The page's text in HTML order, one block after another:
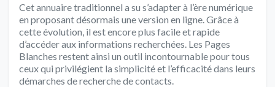
Cet annuaire traditionnel a su s’adapter à l’ère numérique
en proposant désormais une version en ligne. Grâce à
cette évolution, il est encore plus facile et rapide
d’accéder aux informations recherchées. Les Pages
Blanches restent ainsi un outil incontournable pour tous
ceux qui privilégient la simplicité et l’efficacité dans leurs
démarches de recherche de contacts.